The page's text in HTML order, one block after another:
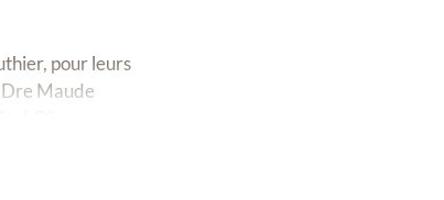
pour leurs
Maude